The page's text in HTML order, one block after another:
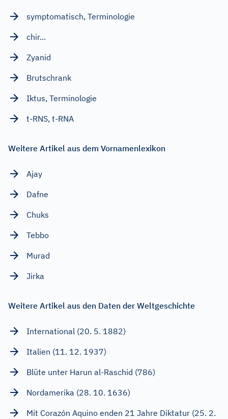
symptomatisch, Terminologie
chir...
Zyanid
Brutschrank
Iktus, Terminologie
t-RNS, t-RNA
Weitere Artikel aus dem Vornamenlexikon
Ajay
Dafne
Chuks
Tebbo
Murad
Jirka
Weitere Artikel aus den Daten der Weltgeschichte
International (20. 5. 1882)
Italien (11. 12. 1937)
Blüte unter Harun al-Raschid (786)
Nordamerika (28. 10. 1636)
Mit Corazón Aquino enden 21 Jahre Diktatur (25. 2.